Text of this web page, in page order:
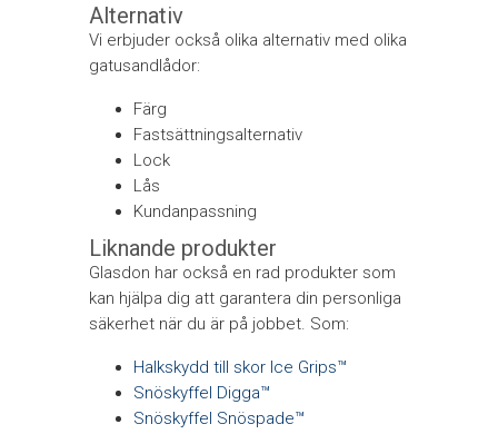
Alternativ
Vi erbjuder också olika alternativ med olika
gatusandlådor:
Färg
Fastsättningsalternativ
Lock
Lås
Kundanpassning
Liknande produkter
Glasdon har också en rad produkter som
kan hjälpa dig att garantera din personliga
säkerhet när du är på jobbet. Som:
Halkskydd till skor Ice Grips™
Snöskyffel Digga™
Snöskyffel Snöspade™